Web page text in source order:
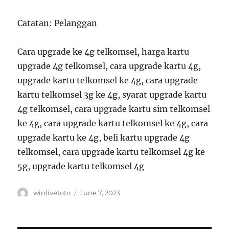
Catatan: Pelanggan
Cara upgrade ke 4g telkomsel, harga kartu
upgrade 4g telkomsel, cara upgrade kartu 4g,
upgrade kartu telkomsel ke 4g, cara upgrade
kartu telkomsel 3g ke 4g, syarat upgrade kartu
4g telkomsel, cara upgrade kartu sim telkomsel
ke 4g, cara upgrade kartu telkomsel ke 4g, cara
upgrade kartu ke 4g, beli kartu upgrade 4g
telkomsel, cara upgrade kartu telkomsel 4g ke
5g, upgrade kartu telkomsel 4g
Author
winlivetoto
Posted
June 7, 2023